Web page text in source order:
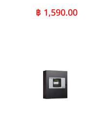
฿ 1,590.00